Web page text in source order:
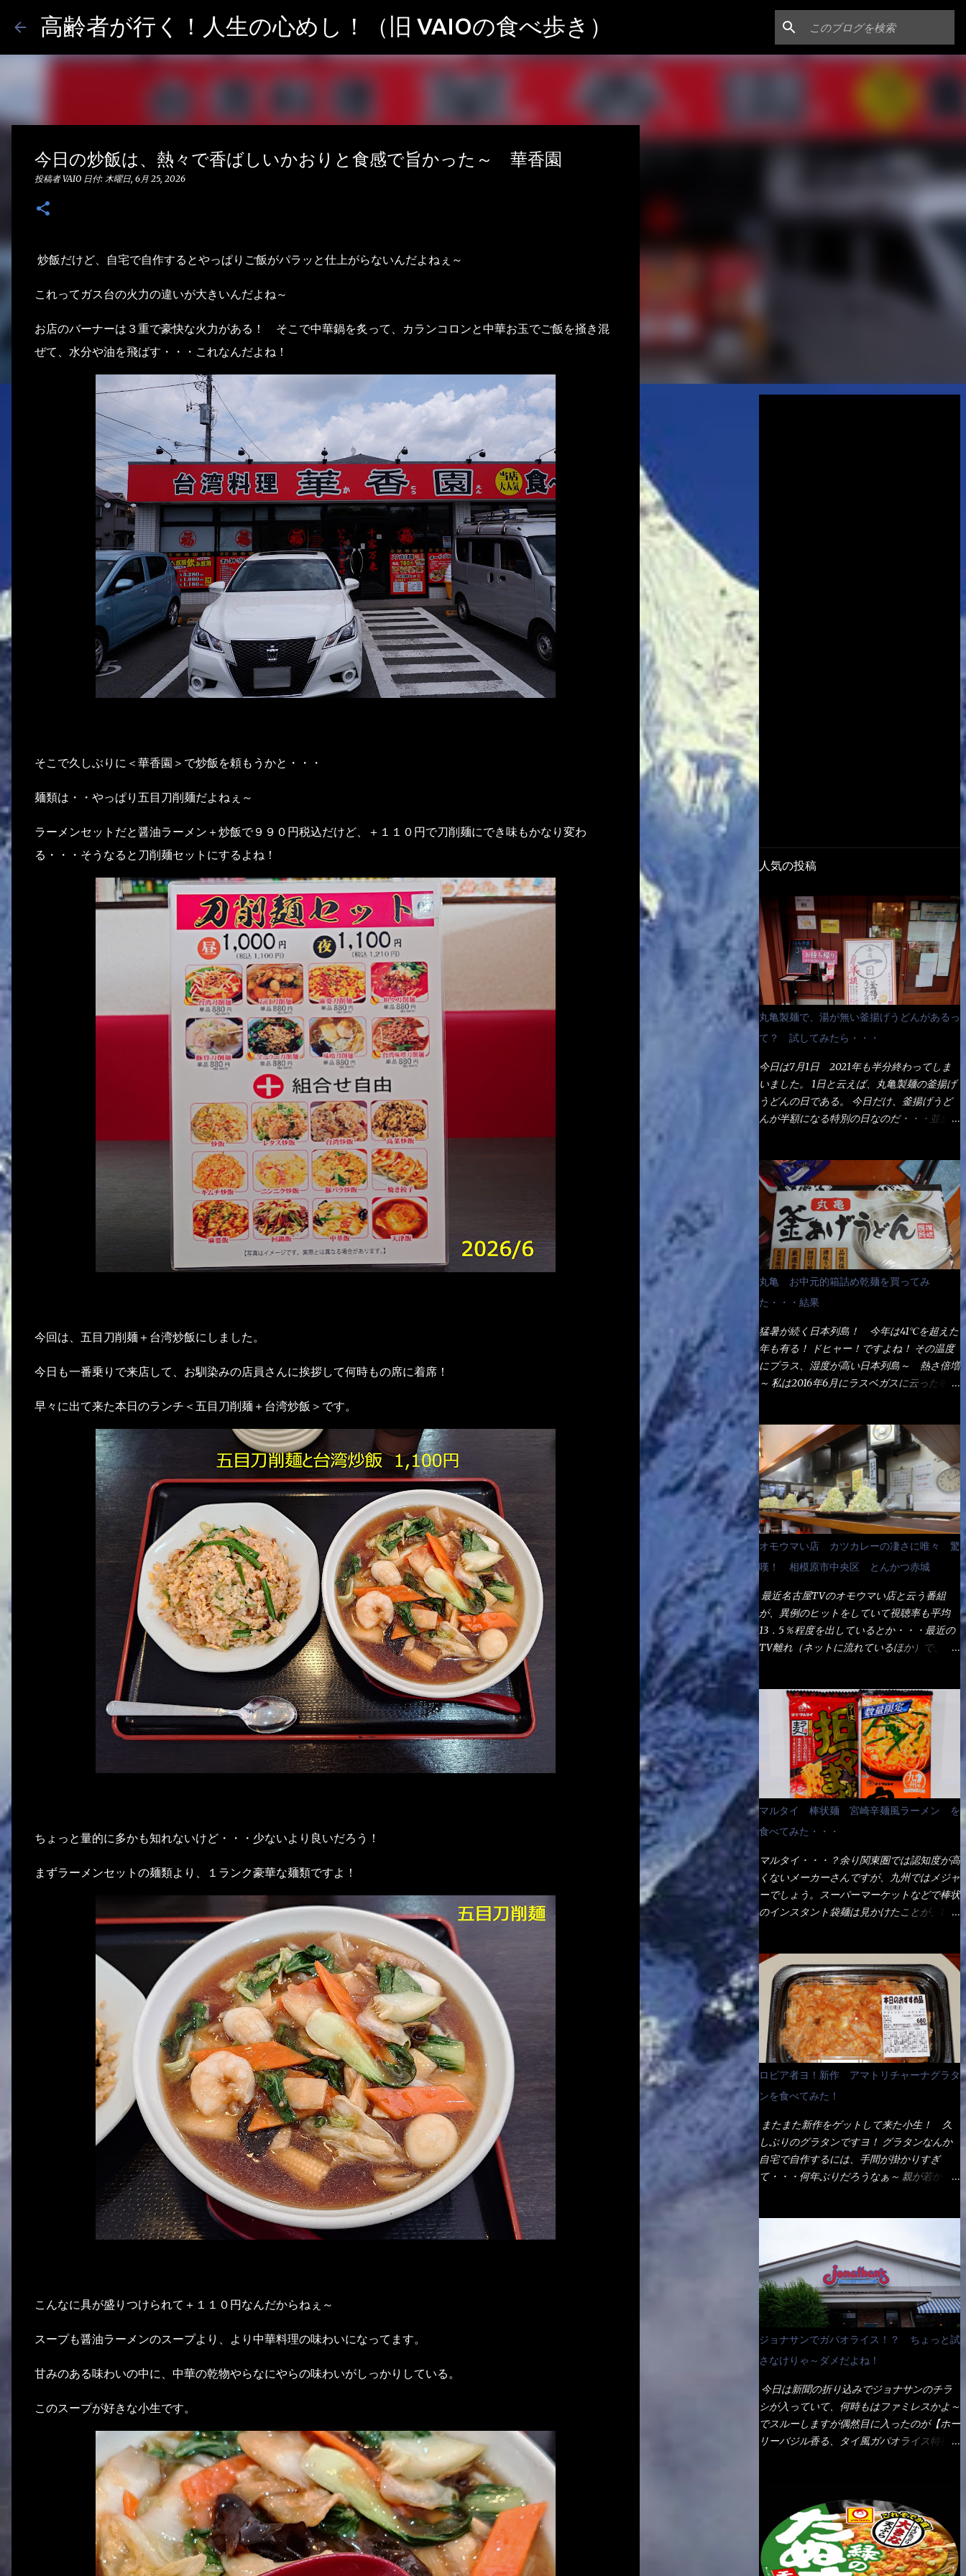
スキップしてメイン コンテンツに移動
高齢者が行く！人生の心めし！（旧 VAIOの食べ歩き）
今日の炒飯は、熱々で香ばしいかおりと食感で旨かった～ 華香園
投稿者VAIO 日付: 木曜日, 6月 25, 2026
炒飯だけど、自宅で自作するとやっぱりご飯がパラッと仕上がらないんだよねぇ～
これってガス台の火力の違いが大きいんだよね～
お店のバーナーは３重で豪快な火力がある！ そこで中華鍋を炙って、カランコロンと中華お玉でご飯を掻き混
ぜて、水分や油を飛ばす・・・これなんだよね！
そこで久しぶりに＜華香園＞で炒飯を頼もうかと・・・
麺類は・・やっぱり五目刀削麺だよねぇ～
ラーメンセットだと醤油ラーメン＋炒飯で９９０円税込だけど、＋１１０円で刀削麺にでき味もかなり変わ
る・・・そうなると刀削麺セットにするよね！
今回は、五目刀削麺＋台湾炒飯にしました。
今日も一番乗りで来店して、お馴染みの店員さんに挨拶して何時もの席に着席！
早々に出て来た本日のランチ＜五目刀削麺＋台湾炒飯＞です。
ちょっと量的に多かも知れないけど・・・少ないより良いだろう！
まずラーメンセットの麺類より、１ランク豪華な麺類ですよ！
こんなに具が盛りつけられて＋１１０円なんだからねぇ～
スープも醤油ラーメンのスープより、より中華料理の味わいになってます。
甘みのある味わいの中に、中華の乾物やらなにやらの味わいがしっかりしている。
このスープが好きな小生です。
人気の投稿
丸亀製麺で、湯が無い釜揚げうどんがあるっ
て？ 試してみたら・・・
今日は7月1日 2021年も半分終わってしま
いました。 1日と云えば、丸亀製麺の釜揚げ
うどんの日である。 今日だけ、釜揚げうど
んが半額になる特別の日なのだ・・・並盛
いことが2つある！ 1つめは釜揚げうどんの
湯が無い注文が通るか？ 釜揚げうどんは、
木の桶に茹で湯と共に＜うどん＞が泳いでる
～ でもコレって食べきるまで湯に浸かって
いるわけで、最初と最後では麺の固さという
かコシが違う！ だったら湯なんか要らない
じゃん！ 茹で上げ直後の麺だけいいよ！と
なるでしょう。 事前にググって調べたら、
やっぱり＜湯無し＞注文は、裏注文方法とし
てあるらしい。 それと店員によっては、理
解出来ない者も居るらしい云う事。 そこで
ランチ混雑前に、行くのが店への配慮でもあ
る。 11:20 店内に入り・・・『釜揚げうど
し？』（これだ全く理解していないな） す
ると茹で方の若い女性店員が『いい！い
い！！』とオッサンを向こうへやった。 で
サッサと、木桶を用意してうどんだけ入れて
出して来ました。 な～るほど、この事
か・・・ で今日の2021年後半1回目のサラメ
シです。 見事に木桶には湯が入っていな
い、UDONだけです。 しかし、この木桶デ
カイなぁ～ 試したいこと残りの1つが＜得＞
大しか食べていないからね、得がどれくらい
の満腹度になるのか？ この得サイズの木桶
は、銭湯で使う洗い桶サイズだなぁ～ この
木桶サイズに、満々と湯が注がれていたら食
これなら茹で上がった直後のままで、食べ進
められるじゃないか！ 別皿で、葱と天かす
を満タンに用意して、山葵も2つ。 それに湯
が無い利点として、汁が薄まらない！ これ
だよ、これ！！ 湯があると、うどんと共に
汁の方へ湯までも入ってしまう。つまりラー
メンの麺にスープが絡む現象ですな。 結
局、伸びずに汁も薄らむこともなく・・最後
の方で＜だし汁＞を少し追加しました。 腹
収まったし満足達成度100％ 苦しいと云う事
も無いな！ まだ鶏天1個位は入りそうだ
ね。 と云う事で、今回＜釜揚げうどんの湯
無し＞を試したら、確...
丸亀 お中元的箱詰め乾麺を買ってみ
た・・・結果
猛暑が続く日本列島！ 今年は41℃を超えた
年も有る！ ドヒャー！ですよね！ その温度
にプラス、湿度が高い日本列島～ 熱さ倍増
～ 私は2016年6月にラスベガスに云った事が
無いね） 処で今日は何だ！？これです。 丸
亀 釜あげうどん！ 日本には、お中元とお
歳暮という古来からの風習がある。 お中元
は、丁度お盆の夏場に日頃お世話になってい
る方への＜ご挨拶＞としての贈り物の習慣で
す。 今では、大分廃れてしまっているか
と・・・小生もお中元やお歳暮など送った事
は無い！（キッパリ） まぁ～この慣習が残
っているのは、官公庁や超大手企業戦士（昇
進目的）などの世界でしょう。 要は、ゴマ
スリ・・・てな感じかな。 丸亀製麺と云え
ば、大阪誕生→全国区（北海道と沖縄は？）
へ広がった、讃岐饂飩チェーン店大手といっ
舗に寄って違う！と云う人も居るらしい・・
そんな大手讃岐饂飩チェーン店と関係がある
のか？ 箱詰め乾麺！ このパッケージから
すれば、間違いなく贈答用目的でしょう。
そんな贈答用箱詰め饂飩・・・またもやメガ
ドンキで発見し購入！ 中身は、この様な状
態です。 乾麺の束が6束／一パックになって
おり、それが3袋入りです。 18束入りという
わけですね！900ｇの容量となり、1束／50
Amazonで1280円と云った感じです。 で私
は幾らで、メガドンキでゲットしたかって？
それは非常に言いづらい・・・色々と各方面
へ忖度して、激安だったとだけ申し上げまし
ほど茹で上げた状態です。 当家には、高齢
者がいるので少し柔らかく・・・ 茹で上が
った饂飩は、お店の饂飩に比べ＜細い＞で
す。 どちらかと云えば、稲庭饂飩的な太さ
ですね。 さてこれを、どの様に食べるか？
長葱無かったので、玉葱を刻んで八王子ラー
メン風月見つけうどん！ 冷やし釜あげうど
ん～です。 ラーメン丼に、冷水を軽く張っ
て饂飩を盛り付け、お椀に昆布出汁つゆと長
した。 良いじゃないか～...
オモウマい店 カツカレーの凄さに唯々 驚
嘆！ 相模原市中央区 とんかつ赤城
最近名古屋TVのオモウマい店と云う番組
が、異例のヒットをしていて視聴率も平均
13．5％程度を出しているとか・・・最近の
TV離れ（ネットに流れているほか）で、こ
あった！ とんかつ赤城！ 老齢の女性がメ
インで調理場を仕切、老齢の男性が脇をサポ
ートし最近は若い女性がオーダーや片付けを
担当している。 まずはこれを見て欲しい！
カウンターに置かれた＜お皿＞である。 直
ぐに気づいたでしょう！ 何かキャベツが山
じゃないか！？ ハイ、山です。 これが標
準なのです。 普通のとんかつ屋のキャベツ
と比べたら、10人前ほどあるか？ 値段的に
は、メイン（主流は1,000超）＋定食セット
350円程と値段的には、それ程では安い訳で
も無いが、客足が絶えない人気店である。
そんなメニューのなかで、リーズナブルで頂
が・・・今も変わらないと思うけど・・・
これが出てくると、カウンター中からOH～
と声が飛ぶ！ 写真は、キャベツ少なめでお
願いしています。 皿のサイズは、直径30cm
ほどあります。 そこにドカ盛のキャベツと
御飯にカレーがかかっています。 カレーは
辛く無く、食べやすいタイプです。 それじ
ゃ～カツは、ハムカツ程度の薄さだろう？と
思われるかもしれないが・・・違う！ チャ
も揚げたての熱々です。 これを難なく完食
出来なければ、漢では無い！と云っても過言
ではないだろう。 この他も、兎に角ボリュ
ーム満点で＜薄カツ＞と呼ばれるメニュー
が薄いから、2枚乗せにしたらしいけ
マルタイ 棒状麺 宮崎辛麺風ラーメン を
食べてみた・・・
マルタイ・・・？余り関東圏では認知度が高
くないメーカーさんですが、九州ではメジャ
ーでしょう。スーパーマーケットなどで棒状
のインスタント袋麺は見かけたことが、1度
になった乾麺が普通でしょう。マルタイでは
＜棒状＞なのです。 素麺や日本蕎麦などの
乾麺と一緒ですね！ そんなマルタイ棒状ラ
ーメンを、OKストアで見かけ思わず手に取
って買い物篭へ 坦々まぜそばと＜数量限定
＞宮崎辛麺風ラーメン オーッといきなり私
の胃袋をグサッと・・・・ 棒状インスタン
トラーメンのデビューが決まりました。
か・ら・め・ん・辛麺！ 宮崎辛麺はチャル
メラや日清からも出されている、辛口のラー
メンじゃん！！ 酸っぱくしたら、酸辣湯
麺？なんてね。 よし今日のサラメシは、宮
崎辛麺にしよう！ それではまず袋を開ける
ない姿・・・何だかチョッと高級感的
な・・・だって透明なトレイに並んだ棒状麺
なんて見慣れないからねぇ～（コストがかか
る） 袋の裏側を見ると、韮とか卵の用意を
勧めている。 それなばらと冷蔵庫にあっ
た、黒豆モヤシ・韮・生卵を用意しました。
まず鍋1で湯を沸かし、麺を茹でる！ 小鍋
で別に湯を沸かし卵を溶きながら投入～ 次
にモヤシを入れて、粉末スープを投入！！
上がったら、丼へ入れてから小鍋のスープを
丼の中へ 最後に小鍋の具を上にかけ、韮の
葉の部分をドサッと乗せて調味油を入れて完
成です。 どうでしょう？ 見た目 Goodデ
イ・ノンスチーム製法で仕上げた、生めんに
近い風味のストレートめんです。 豚の旨味
に数種類の唐辛子、ニンニクを加えた辛さと
コクが凝縮された醤油ベースのスープです。
調味油に赤ラー油とごま油を使用することに
ロピア者ヨ！新作 アマトリチャーナグラタ
ンを食べてみた！
またまた新作をゲットして来た小生！ 久
しぶりのグラタンですヨ！ グラタンなんか
自宅で自作するには、手間が掛かりすぎ
て・・・何年ぶりだろうなぁ～ 親が若かり
らしいですよ！ 何処からの情報？ ウィキ
ペディアから・・・そうだろうな～笑 電子
レンジで弱めのワット（小生は500Wで3分
程度）温めてテーブルへ これ店舗の調理場
で、製造しているけど考えるに大き目のオー
ブン皿で焼いて、大凡の目安で小分けにして
いるようで、パックをよーく見たら表面のチ
ーズの乗り具合に結構な差が出ていた・・・
チーズに焦げ目が付いているのを、しっかり
確認し買うことをオススメします。（取り分
け量にも若干有り差がでてるだろう） 早速
タバスコを振りかけて食べてみると・・・結
使ってみたら、これが凄くうまくすくえるん
だよねぇ～（このスプーン当たりだね） 今
回新作のグラタンを頂きましたが、まずまず
の美味しさとダイソーのカレースプーンの。
すくい上げ力の良さを再度認識できました。
ジョナサンでガパオライス！？ ちょっと試
さなけりゃ～ダメだよね！
今日は新聞の折り込みでジョナサンのチラ
シが入っていて、何時もはファミレスかよ～
でスルーしますが偶然目に入ったのが【ホー
リーバジル香る、タイ風ガパオライス特得ク
て・・・今日じゃん！！ そこで近くのお店
へ・・・・ モーニング以外の通常メニュー
は、10:30以降に提供されるので10:40頃に店
内へ 私は基本的、どの店に行っても同じメ